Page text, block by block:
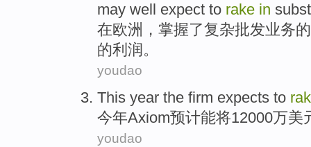
may well expect to rake in
在欧洲 ， 掌握了复杂批发业务的
的利润 。
youdao
This year the firm expects to
今年Axiom预计能将12000万美
youdao